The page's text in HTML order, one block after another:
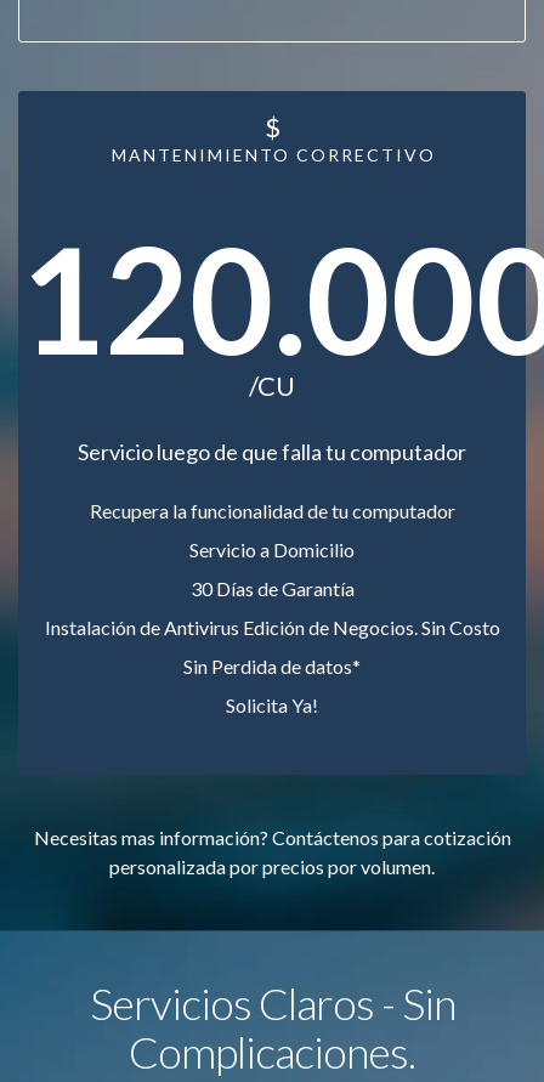
MANTENIMIENTO CORRECTIVO
$
/CU
Servicio luego de que falla tu computador
Recupera la funcionalidad de tu computador
Servicio a Domicilio
30 Días de Garantía
Instalación de Antivirus Edición de Negocios. Sin Costo
Sin Perdida de datos*
Solicita Ya!
Necesitas mas información? Contáctenos para cotización
personalizada por precios por volumen.
Servicios Claros - Sin
Complicaciones.